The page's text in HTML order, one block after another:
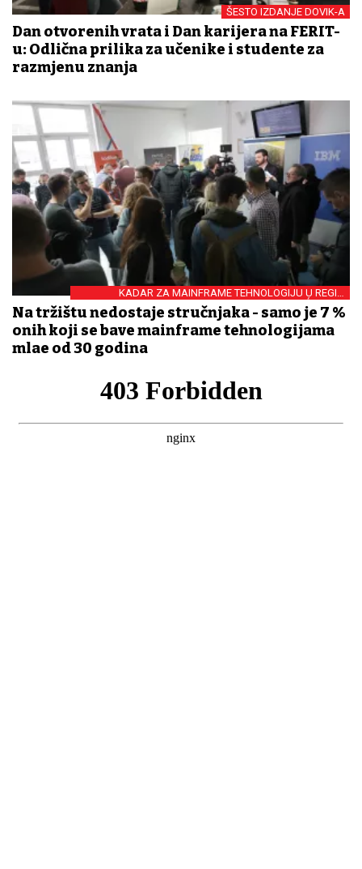
ŠESTO IZDANJE DOVIK-A
Dan otvorenih vrata i Dan karijera na FERIT-
u: Odlična prilika za učenike i studente za
razmjenu znanja
KADAR ZA MAINFRAME TEHNOLOGIJU U REGIJI
EDUCIRAT ĆE FERIT
Na tržištu nedostaje stručnjaka - samo je 7 %
onih koji se bave mainframe tehnologijama
mlađe od 30 godina